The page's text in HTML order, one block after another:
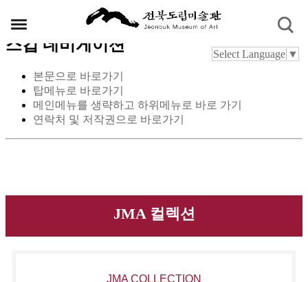
스킵 네비게이션
본문으로 바로가기
탑메뉴로 바로가기
메인메뉴를 생략하고 하위메뉴로 바로 가기
연락처 및 저작권으로 바로가기
Select Language ▼
JMA 컬렉션
JMA COLLECTION